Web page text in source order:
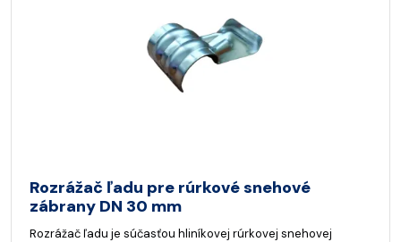
Rozrážač ľadu pre rúrkové snehové
zábrany DN 30 mm
Rozrážač ľadu je súčasťou hliníkovej rúrkovej snehovej